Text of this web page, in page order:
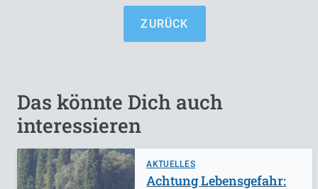
ZURÜCK
Das könnte Dich auch
interessieren
AKTUELLES
Achtung Lebensgefahr: